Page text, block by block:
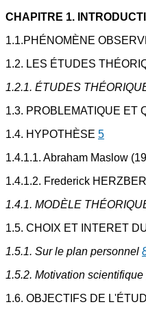
CHAPITRE 1.
1.1.PHÉNOMÈNE
1.2. LES ÉTUDES
1.2.1. ÉTUDES
1.3. PROBLEMATIQUE ET
1.4. HYPOTHÈSE 5
1.4.1.1. Abraham Maslow
1.4.1.2. Frederick
1.4.1. MODÈLE
1.5. CHOIX ET INTERET
1.5.1. Sur le plan personnel
1.5.2. Motivation scientifique
1.6. OBJECTIFS DE